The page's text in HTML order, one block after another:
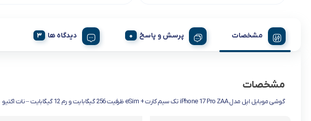
مشخصات پرسش و پاسخ دیدگاه ها
مشخصات
گوشی موبایل اپل مدل iPhone 17 Pro ZAA تک سیم کارت + eSim ظرفیت 256 گیگابایت و رم 12 گیگابایت – نات اکتیو